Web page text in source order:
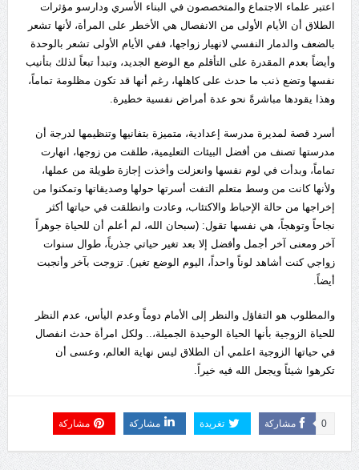
اعتبر علماء الاجتماع والمتخصصون في البناء الأسري ودارسو مؤثرات
الطلاق أن الأيام الأولى من الانفصال هي الأخطر على المرأة، لأنها تشعر
بالضعف والدمار النفسي لانهيار زواجها، ففي الأيام الأولى تشعر بالوحدة
وأيضاً بعدم المقدرة على التأقلم مع الوضع الجديد، وتبدأ تبعاً لذلك بتأنيب
نفسها وتضع ذنب ما حدث على كاهلها، رغم أنها قد تكون مظلومة تماماً،
وهذا يقودها مباشرةً نحو عدة أمراض نفسية خطيرة.
أسرد قصة لمديرة مدرسة إعدادية، متميزة بتفانيها وتنظيمها لدرجة أن
مدرستها تصنف من أفضل البيئات التعليمية، طلقت من زوجها، انهارت
تماماً، وبدأت في لوم نفسها وانعزلت وأخذت إجازة طويلة من عملها،
ولأنها كانت من وسط متعلم التفت أسرتها حولها وصديقاتها وتمكنوا من
إخراجها من حالة الإحباط والاكتئاب، وعادت وانطلقت في حياتها أكثر
نجاحاً وتوهجاً، هي نفسها تقول: (سبحان الله، لم أعلم أن للحياة جوهراً
آخر ومعنى آخر أجمل وأفضل إلا بعد تغير حياتي جذرياً، طوال سنوات
زواجي كنت أشاهد لوناً واحداً، اليوم الوضع تغير). تزوجت بآخر وأنجبت
أيضاً.
والمطلوب هو التفاؤل والنظر إلى الأمام دوماً وعدم اليأس، عدم النظر
للحياة الزوجية بأنها الحياة الوحيدة الجميلة،.. ولكل امرأة حدث انفصال
في حياتها الزوجية اعلمي أن الطلاق ليس نهاية العالم، وعسى أن
تكرهوا شيئاً ويجعل الله فيه خيراً.
مشاركة 0 تغريدة مشاركة مشاركة